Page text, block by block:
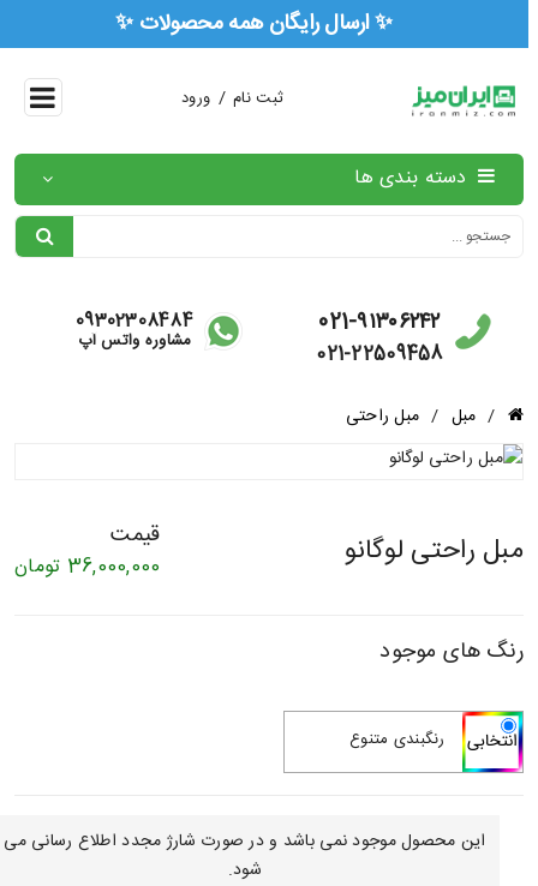
✨ ارسال رایگان همه محصولات ✨
ثبت نام / ورود
دسته بندی ها
021-۹۱۳۰۶۲۴۲
021-22509458
09302308484
مشاوره واتس آپ
مبل مبل راحتی
مبل راحتی لوگانو قیمت
36,000,000تومان
رنگ های موجود
رنگبندی متنوع
این محصول موجود نمی باشد و در صورت شارژ مجدد اطلاع رسانی می
شود.